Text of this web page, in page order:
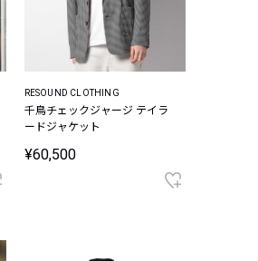
RESOUND CLOTHING
千鳥チェックジャージ テイラ
ードジャケット
¥60,500